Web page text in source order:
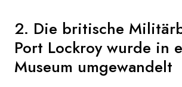
2. Die britische
Port Lockroy wurde in
Museum umgewandelt